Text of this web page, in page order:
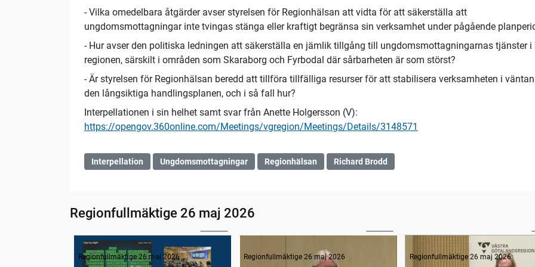
- Vilka omedelbara åtgärder avser styrelsen för Regionhälsan att vidta för att säkerställa att
ungdomsmottagningar inte tvingas stänga eller kraftigt begränsa sin verksamhet under pågående
- Hur avser den politiska ledningen att säkerställa en jämlik tillgång till ungdomsmottagningarnas tjänster i
regionen, särskilt i områden som Skaraborg och Fyrbodal där sårbarheten är som störst?
- Är styrelsen för Regionhälsan beredd att tillföra tillfälliga resurser för att stabilisera verksamheten i
den långsiktiga handlingsplanen, och i så fall hur?
Interpellationen i sin helhet samt svar från Anette Holgersson (V):
https://opengov.360online.com/Meetings/vgregion/Meetings/Details/3148571
Interpellation Ungdomsmottagningar Regionhälsan Richard Brodd
Regionfullmäktige 26 maj 2026
1. Inledning
Regionfullmäktige 26 maj 2026 Regionfullmäktige 26 maj 2026 Regionfullmäktige 26 maj 2026